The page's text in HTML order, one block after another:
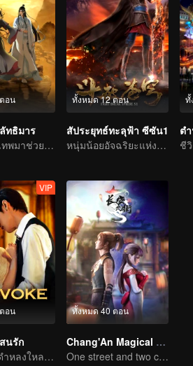
อน
ทธิมาร
เหล่าเซียนเทพมาช่วยทำลายล้างความชั่วร้ายให้กับประชาชน
ทั้งหมด 12 ตอน
สัประยุทธ์ทะลุฟ้า ซีซัน1
หนุ่มน้อยอัจฉริยะแห่งโลกปราณยุทธ
ทั้
อน
VIP
นรัก
คุณชายใจดำหลงใหลนักร้องสาวลึกลับ
ทั้งหมด 40 ตอน
Chang'An Magical Street
One street and two circles, alternating day and night.